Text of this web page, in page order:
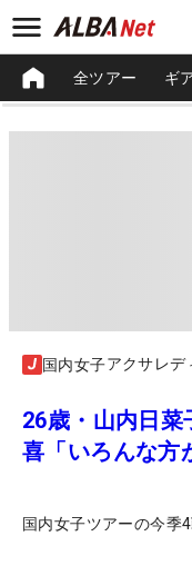
全ツアー ギ
国内女子アクサレデ
26歳・山内日
喜「いろんな方
国内女子ツアーの今季